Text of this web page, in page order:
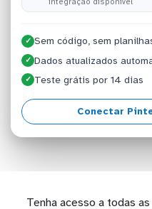
✓ Sem código, sem
✓ Dados atualizados
✓ Teste grátis por 14 dias
Conectar
Tenha acesso a todas